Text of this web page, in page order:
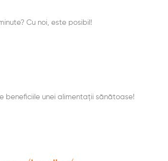
Cu noi, este posibil!
beneficiile unei alimentații sănătoase!